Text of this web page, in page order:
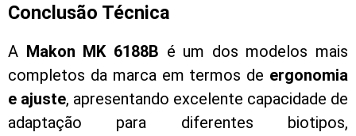
Conclusão Técnica
A Makon MK 6188B é um dos modelos mais
completos da marca em termos de ergonomia
e ajuste, apresentando excelente capacidade de
adaptação para diferentes biotipos,